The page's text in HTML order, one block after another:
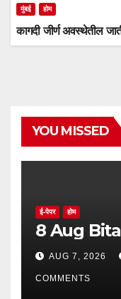
मुंबई होम
कागदी जीर्ण अवस्थेतील
YOU MISSED
ई-पेपर होम
8
AUG 7, 2026
COMMENTS